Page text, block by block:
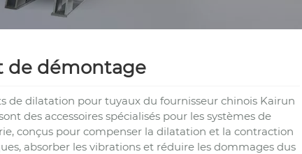
de démontage
de dilatation pour tuyaux du fournisseur chinois Kairun
des accessoires spécialisés pour les systèmes de
conçus pour compenser la dilatation et la contraction
absorber les vibrations et réduire les dommages dus